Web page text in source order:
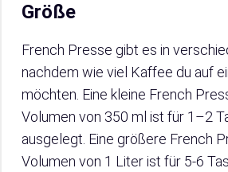
Größe
French Presse gibt es in
nachdem wie viel Kaffee du auf
möchten. Eine kleine French
Volumen von 350 ml ist für 1–2
ausgelegt. Eine größere French
Volumen von 1 Liter ist für 5-6